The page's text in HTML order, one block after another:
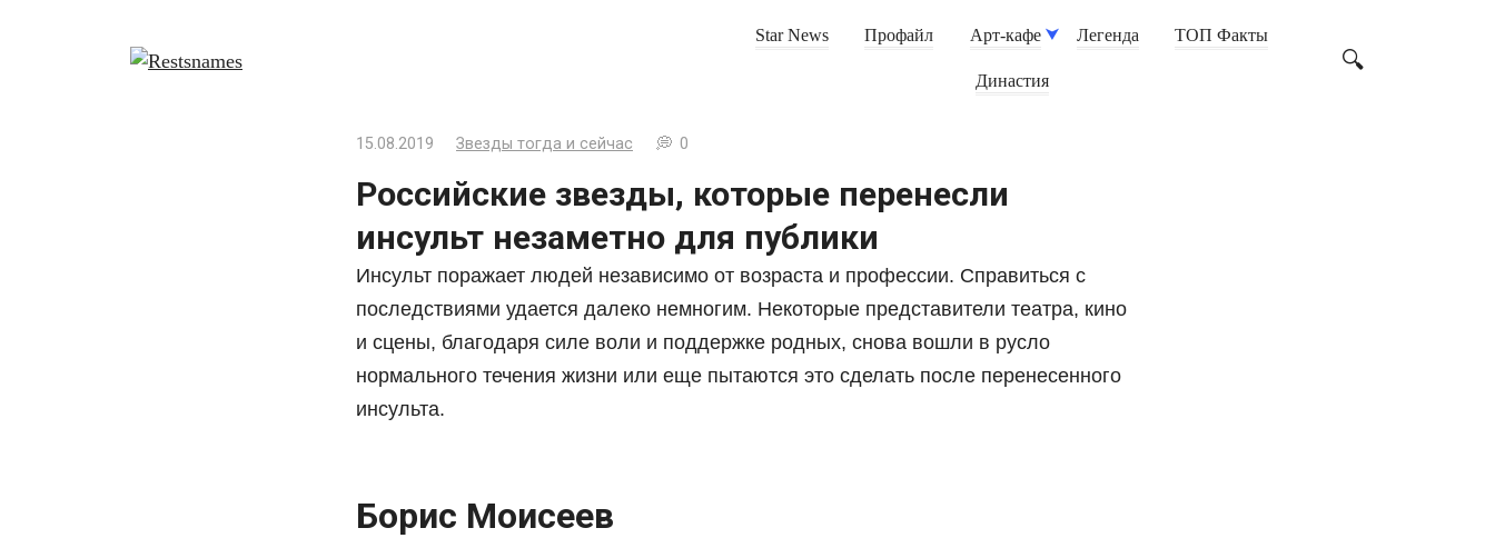
Star News Профайл Арт-кафе Легенда ТОП Факты
Династия
15.08.2019 Звезды тогда и сейчас 0
Российские звезды, которые перенесли
инсульт незаметно для публики
Инсульт поражает людей независимо от возраста и профессии. Справиться с
последствиями удается далеко немногим. Некоторые представители театра, кино
и сцены, благодаря силе воли и поддержке родных, снова вошли в русло
нормального течения жизни или еще пытаются это сделать после перенесенного
инсульта.
Борис Моисеев